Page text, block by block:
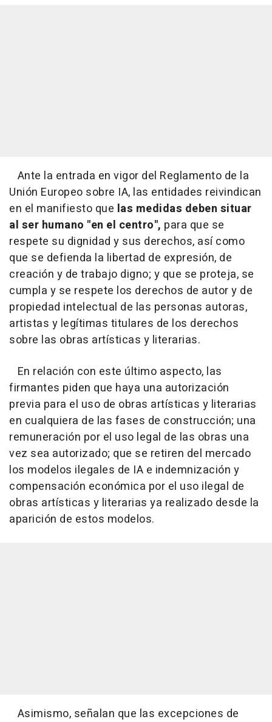
Ante la entrada en vigor del Reglamento de la
Unión Europeo sobre IA, las entidades reivindican
en el manifiesto que las medidas deben situar
al ser humano "en el centro", para que se
respete su dignidad y sus derechos, así como
que se defienda la libertad de expresión, de
creación y de trabajo digno; y que se proteja, se
cumpla y se respete los derechos de autor y de
propiedad intelectual de las personas autoras,
artistas y legítimas titulares de los derechos
sobre las obras artísticas y literarias.
En relación con este último aspecto, las
firmantes piden que haya una autorización
previa para el uso de obras artísticas y literarias
en cualquiera de las fases de construcción; una
remuneración por el uso legal de las obras una
vez sea autorizado; que se retiren del mercado
los modelos ilegales de IA e indemnización y
compensación económica por el uso ilegal de
obras artísticas y literarias ya realizado desde la
aparición de estos modelos.
Asimismo, señalan que las excepciones de